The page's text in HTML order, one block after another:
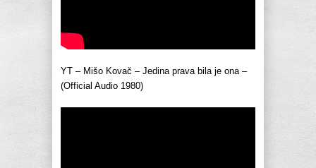
YT – Mišo Kovač – Jedina prava bila je ona –
(Official Audio 1980)